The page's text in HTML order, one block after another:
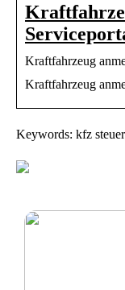
Kraftfahrzeug
Kraftfahrzeug
Keywords: kfz